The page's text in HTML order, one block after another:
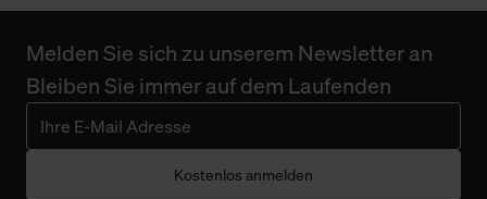
Melden Sie sich zu unserem Newsletter an
Bleiben Sie immer auf dem Laufenden
Kostenlos anmelden